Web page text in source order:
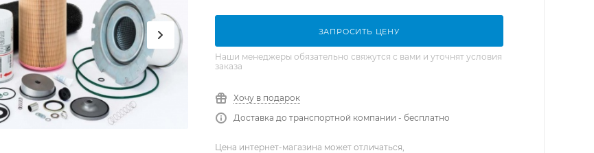
ЗАПРОСИТЬ ЦЕНУ
Наши менеджеры обязательно свяжутся с вами и уточнят условия
заказа
Хочу в подарок
Доставка до транспортной компании - бесплатно
Цена интернет-магазина может отличаться,